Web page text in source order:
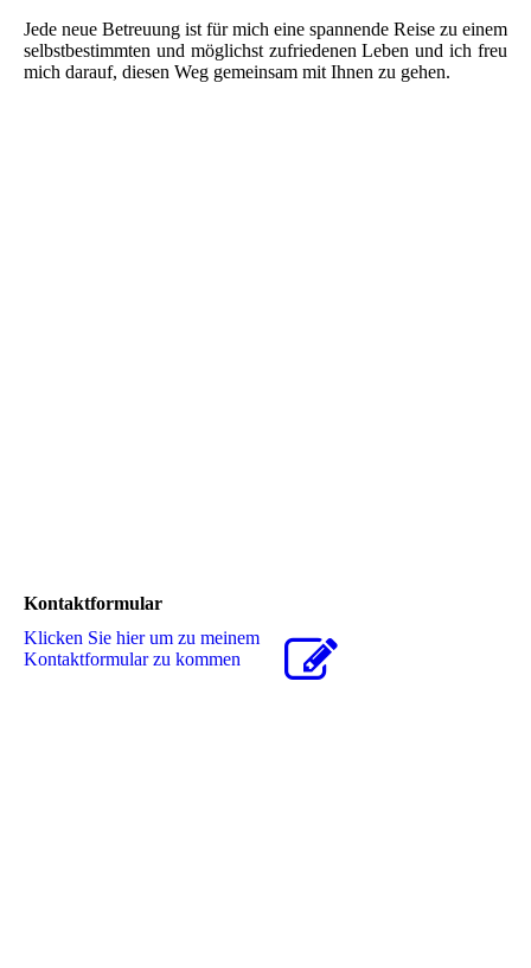
Jede neue Betreuung ist für mich eine spannende Reise zu einem
selbstbestimmten und möglichst zufriedenen Leben und ich freu
mich darauf, diesen Weg gemeinsam mit Ihnen zu gehen.
Kontaktformular
Klicken Sie hier um zu meinem
Kon­takt­for­mu­lar zu kommen